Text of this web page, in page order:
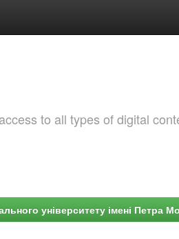
to all types of digital
університету імені Петра